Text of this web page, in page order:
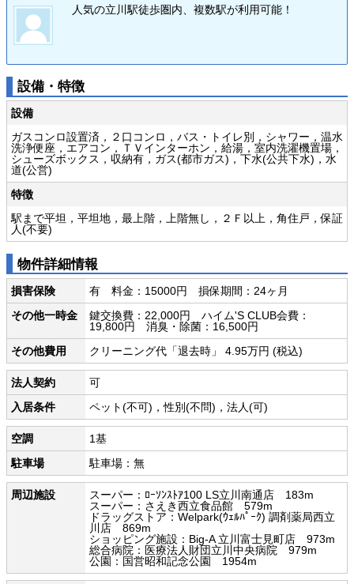
人気の立川駅徒歩圏内、複数駅が利用可能！
設備・特徴
設備
ガスコンロ設置済，２口コンロ，バス・トイレ別，シャワー，温水
洗浄便座，エアコン，ＴＶインターホン，給湯，室内洗濯機置場，
シューズボックス，収納有，ガス(都市ガス)，下水(公共下水)，水
道(公営)
特徴
駅まで平坦，平坦地，最上階，上階無し，２Ｆ以上，角住戸，保証
人(不要)
物件詳細情報
損害保険
有 料金：15000円 損保期間：24ヶ月
その他一時金
鍵交換費：22,000円 ハイム'S CLUB会費：
19,800円 消臭・除菌：16,500円
その他費用
クリーニング代「退去時」 4.95万円 (税込)
法人契約
可
入居条件
ペット(不可)，性別(不問)，法人(可)
空調
1基
駐車場
駐車場：無
周辺施設
スーパー：ﾛｰｿﾝｽﾄｱ100 LS立川南通店 183m
スーパー：さえき西立食品館 579m
ドラッグストア：Welpark(ｳｪﾙﾊﾟｰｸ) 調剤薬局西立
川店 869m
ショッピング施設：Big-A 立川富士見町店 973m
総合病院：医療法人財団立川中央病院 979m
公園：国営昭和記念公園 1954m